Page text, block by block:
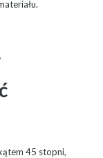
45 stopni,